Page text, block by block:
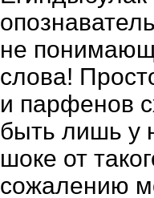
не
слова!
и парфенов
быть лишь у
шоке от
сожалению